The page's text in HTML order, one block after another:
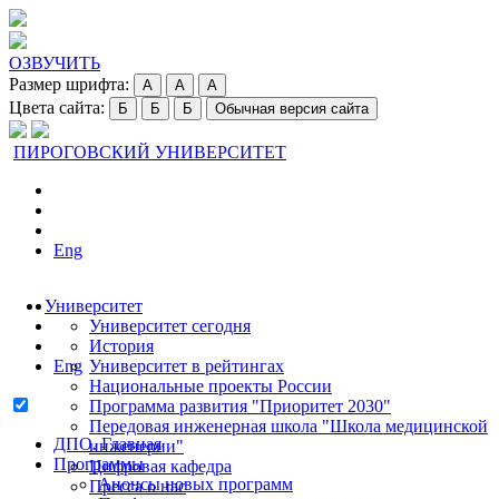
ОЗВУЧИТЬ
Размер шрифта:
A A A
Цвета сайта: Б Б Б Обычная версия сайта
ПИРОГОВСКИЙ УНИВЕРСИТЕТ
Eng
Университет
Университет сегодня
История
Университет в рейтингах
Национальные проекты России
Программа развития "Приоритет 2030"
Передовая инженерная школа "Школа медицинской
инженерии"
Цифровая кафедра
Пресса о нас
Eng
ДПО. Главная
Программы
Анонсы новых программ